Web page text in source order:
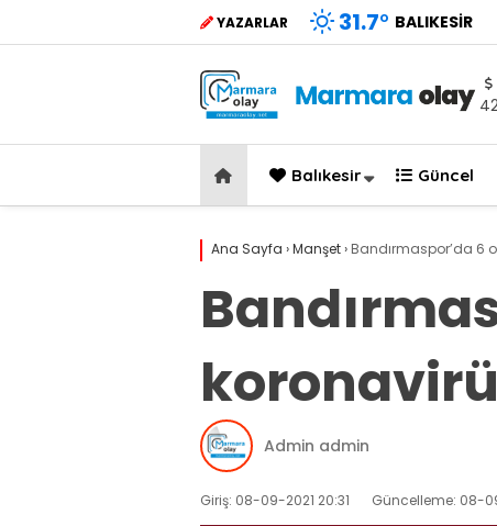
YAZARLAR 31.7° BALIKESIR
Balıkesir Güncel
Ana Sayfa ›Manşet› Bandırmaspor’da 6
Admin admin
Giriş: 08-09-2021 20:31 Güncelleme: 08-